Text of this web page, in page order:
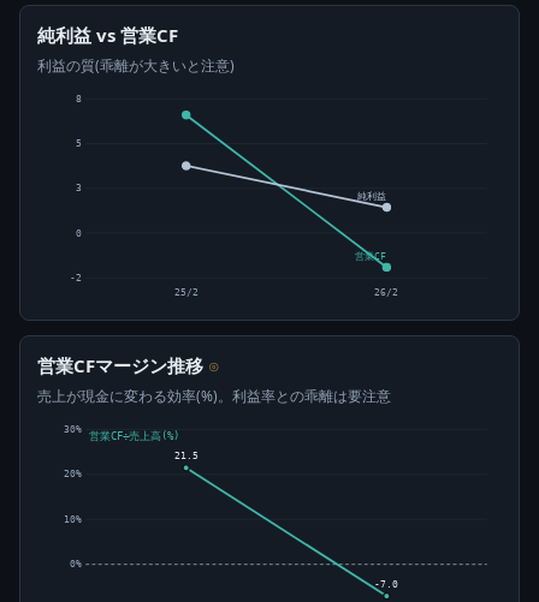
純利益 vs 営業CF
利益の質(乖離が大きいと注意)
-2
0
3
5
8
営業CF
純利益
25/2 26/2
営業CFマージン推移 ⊙
売上が現金に変わる効率(%)。利益率との乖離は要注意
0%
10%
20%
30%
21.5
-7.0
営業CF÷売上高(%)